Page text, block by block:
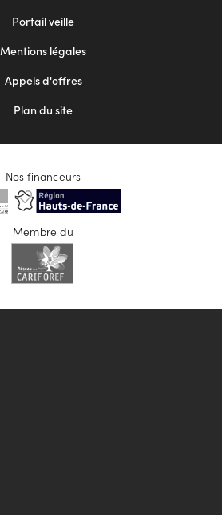
Portail veille
Mentions légales
Appels d'offres
Plan du site
Nos financeurs
Membre du